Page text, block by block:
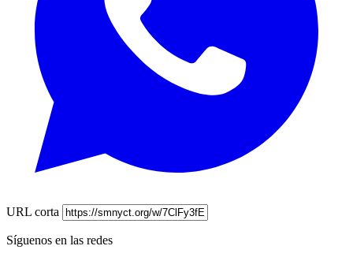
URL corta
Síguenos en las redes